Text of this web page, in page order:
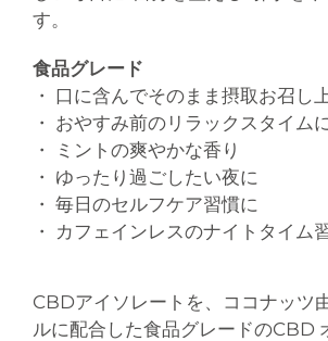
す。
食品グレード
・ 口に含んでそのまま摂取お召し
・ おやすみ前のリラックスタイム
・ ミントの爽やかな香り
・ ゆったり過ごしたい夜に
・ 毎日のセルフケア習慣に
・ カフェインレスのナイトタイム
CBDアイソレートを、ココナッツ
ルに配合した食品グレードのCBD